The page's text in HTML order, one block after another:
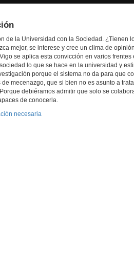
de la Universidad con la Sociedad. ¿Tienen
mejor, se interese y cree un clima de
se aplica esta convicción en varios
lo que se hace en la universidad y
porque el sistema no da para que
mecenazgo, que si bien no es asunto a
debiéramos admitir que solo se
de conocerla.
necesaria